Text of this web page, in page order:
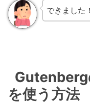
できました
Gutenberg
を使う方法